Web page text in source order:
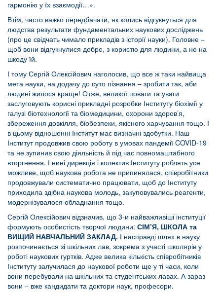
гармонію у їх взаємодії…».
Втім, часто важко передбачати, як колись відгукнуться для
людства результати фундаментальних наукових досліджень
(про це свідчать чимало прикладів з історії науки). Головне –
щоб вони відгукнулися добре, з користю для людини, а не на
шкоду їй.
І тому Сергій Олексійович наголосив, що все ж таки найвища
мета науки, на додачу до суто пізнання – зробити так, аби
людині жилося краще! Отже, великої поваги та уваги
заслуговують корисні прикладні розробки Інституту біохімії у
галузі біотехнології та біомедицини, охорони здоров’я,
збереження довкілля, біобезпеки, якісного харчування тощо. І
в цьому відношенні Інститут має визначні здобутки. Наш
Інститут продовжив свою роботу в умовах пандемії COVID-19
та не зупинив свою діяльність й під час повномаштабного
вторгнення. І нині дирекція і колектив Інституту роблять усе
можливе, щоб наукова робота не припинялася, співробітники
продовжували систематично працювати, щоб до Інституту
приходила здібна наукова молодь, закуповувались реагенти,
модернізувалося обладнання тощо.
Сергій Олексійович відзначив, що 3-и найважливіші інституції
формують особистість творчої людини: СІМ’Я, ШКОЛА та
ВИЩИЙ НАВЧАЛЬНИЙ ЗАКЛАД. І насправді шлях в науку
розпочинається зі шкільних лав, зокрема з участі школярів у
роботі наукових гуртків. Адже велика кількість співробітників
Інституту залучилася до наукової роботи ще у ті часи, коли
вони перебували на шкільних та студентських лавах. А зараз
вони – вже кандидати та доктори наук, професори.